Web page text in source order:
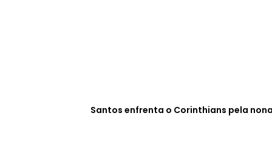
Santos enfrenta o Corinthians pela